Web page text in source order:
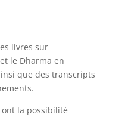
livres sur
le Dharma en
que des transcripts
ont la possibilité